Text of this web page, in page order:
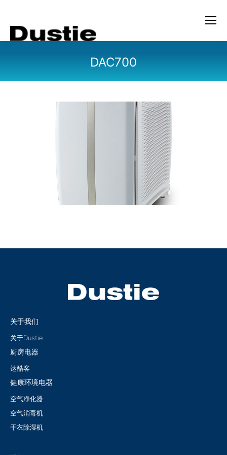
DAC700
关于我们
关于Dustie
厨房电器
达酷客
健康环境电器
空气净化器
空气消毒机
干衣除湿机